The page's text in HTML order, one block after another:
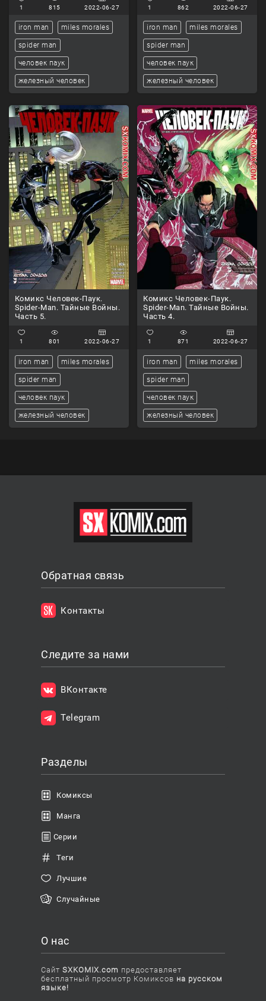
1 815 2022-06-27
iron man miles morales
spider man
человек паук
железный человек
1 862 2022-06-27
iron man miles morales
spider man
человек паук
железный человек
Комикс Человек-Паук.
Spider-Man. Тайные Войны.
Часть 5.
1 801 2022-06-27
iron man miles morales
spider man
человек паук
железный человек
Комикс Человек-Паук.
Spider-Man. Тайные Войны.
Часть 4.
1 871 2022-06-27
iron man miles morales
spider man
человек паук
железный человек
Обратная связь
Контакты
Следите за нами
ВКонтакте
Telegram
Разделы
Комиксы
Манга
Серии
Теги
Лучшие
Случайные
О нас
Сайт SXKOMIX.com предоставляет
бесплатный просмотр Комиксов на русском
языке!